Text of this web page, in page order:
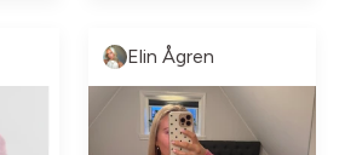
Elin Ågren